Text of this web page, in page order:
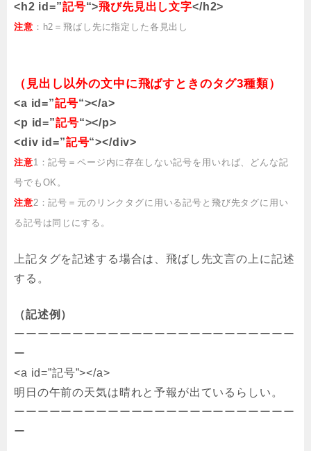
<h2 id=”記号“>飛び先見出し文字</h2>
注意 ：h2＝飛ばし先に指定した各見出し
（見出し以外の文中に飛ばすときのタグ3種類）
<a id=”記号“></a>
<p id=”記号“></p>
<div id=”記号“></div>
注意1：記号＝ページ内に存在しない記号を用いれば、どんな記
号でもOK。
注意2：記号＝元のリンクタグに用いる記号と飛び先タグに用い
る記号は同じにする。
上記タグを記述する場合は、飛ばし先文言の上に記述
する。
（記述例）
ーーーーーーーーーーーーーーーーーーーーーーーー
ー
<a id=”記号”></a>
明日の午前の天気は晴れと予報が出ているらしい。
ーーーーーーーーーーーーーーーーーーーーーーーー
ー